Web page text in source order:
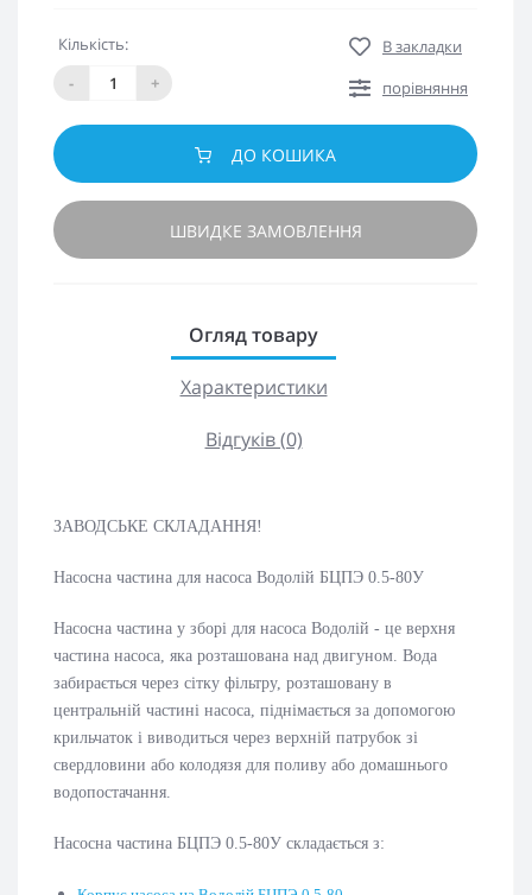
Кількість:
-
+
В закладки
порівняння
ДО КОШИКА
ШВИДКЕ ЗАМОВЛЕННЯ
Огляд товару
Характеристики
Відгуків (0)
ЗАВОДСЬКЕ СКЛАДАННЯ!
Насосна частина для насоса Водолій БЦПЭ 0.5-80У
Насосна частина у зборі для насоса Водолій - це верхня
частина насоса, яка розташована над двигуном. Вода
забирається через сітку фільтру, розташовану в
центральній частині насоса, піднімається за допомогою
крильчаток і виводиться через верхній патрубок зі
свердловини або колодязя для поливу або домашнього
водопостачання.
Насосна частина БЦПЭ 0.5-80У складається з: